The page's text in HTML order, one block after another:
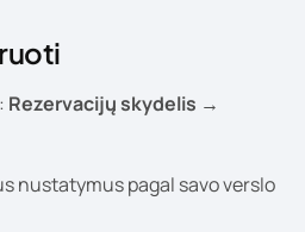
Rezervacijų skydelis →
nustatymus pagal savo verslo